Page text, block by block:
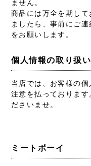
ません。
商品には万全を期し
ましたら、事前にご
をお願いします。
個人情報の取り扱
当店では、お客様の
注意を払っております
ださいませ。
ミートボーイ